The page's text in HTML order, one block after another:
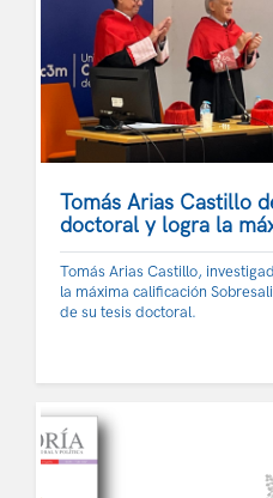
Tomás Arias Castillo
doctoral y logra la
Tomás Arias Castillo,
la máxima calificación
de su tesis doctoral.